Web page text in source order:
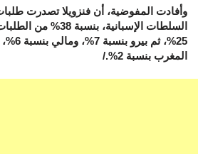
وأفادت المفوضية، أن فنزويلا تصدرت
السلطات الإسبانية،
المغرب بنسبة 2%./